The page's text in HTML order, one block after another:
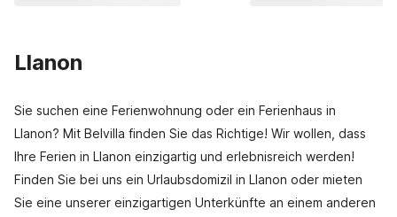
Llanon
Sie suchen eine Ferienwohnung oder ein Ferienhaus in
Llanon? Mit Belvilla finden Sie das Richtige! Wir wollen, dass
Ihre Ferien in Llanon einzigartig und erlebnisreich werden!
Finden Sie bei uns ein Urlaubsdomizil in Llanon oder mieten
Sie eine unserer einzigartigen Unterkünfte an einem anderen